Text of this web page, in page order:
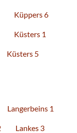
Küppers 6
Küsters 1
Küsters 5
Langerbeins 1
Lankes 3